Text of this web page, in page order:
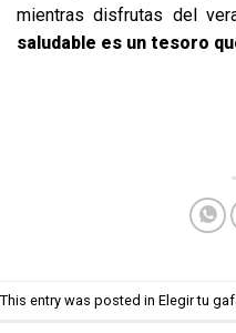
mientras disfrutas del
saludable es un tesoro
This entry was posted in Elegir tu